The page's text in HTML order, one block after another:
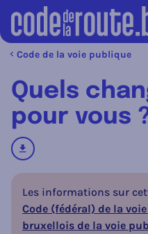
Code de la voie publique
Quels
pour vous
télécharger
Les informations sur
Code (fédéral) de la
bruxellois de la voie